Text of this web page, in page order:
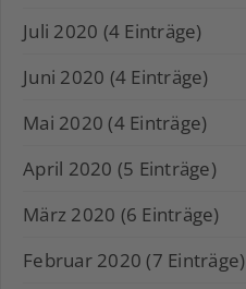
Juli 2020 (4 Einträge)
Juni 2020 (4 Einträge)
Mai 2020 (4 Einträge)
April 2020 (5 Einträge)
März 2020 (6 Einträge)
Februar 2020 (7 Einträge)